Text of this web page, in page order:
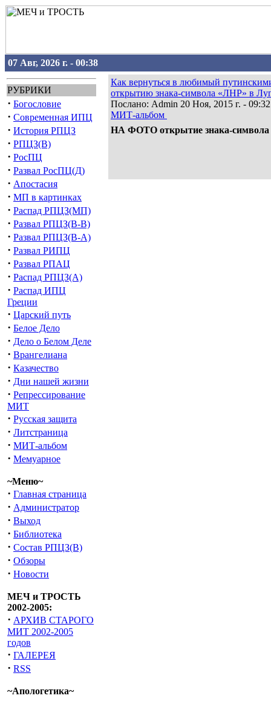
07 Авг, 2026 г. - 00:38
РУБРИКИ
· Богословие
· Современная ИПЦ
· История РПЦЗ
· РПЦЗ(В)
· РосПЦ
· Развал РосПЦ(Д)
· Апостасия
· МП в картинках
· Распад РПЦЗ(МП)
· Развал РПЦЗ(В-В)
· Развал РПЦЗ(В-А)
· Развал РИПЦ
· Развал РПАЦ
· Распад РПЦЗ(А)
· Распад ИПЦ
Греции
· Царский путь
· Белое Дело
· Дело о Белом Деле
· Врангелиана
· Казачество
· Дни нашей жизни
· Репрессирование
МИТ
· Русская защита
· Литстраница
· МИТ-альбом
· Мемуарное
~Меню~
· Главная страница
· Администратор
· Выход
· Библиотека
· Состав РПЦЗ(В)
· Обзоры
· Новости
МЕЧ и ТРОСТЬ
2002-2005:
· АРХИВ СТАРОГО
МИТ 2002-2005
годов
· ГАЛЕРЕЯ
· RSS
~Апологетика~
Как вернуться в любимый
открытию знака-символа «ЛНР» в
Послано: Admin 20 Ноя, 2015 г. - 09:32
МИТ-альбом
НА ФОТО открытие знака-